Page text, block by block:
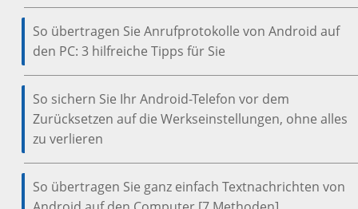
So übertragen Sie Anrufprotokolle von Android auf
den PC: 3 hilfreiche Tipps für Sie
So sichern Sie Ihr Android-Telefon vor dem
Zurücksetzen auf die Werkseinstellungen, ohne alles
zu verlieren
So übertragen Sie ganz einfach Textnachrichten von